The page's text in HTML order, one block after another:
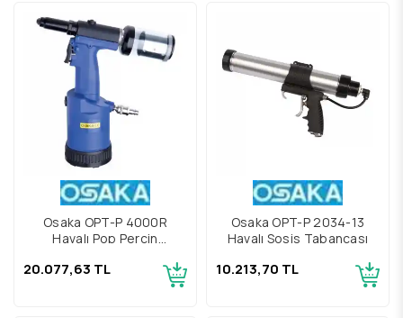
Osaka OPT-P 4000R
Havalı Pop Perçin
20.077,63 TL
Osaka OPT-P 2034-13
Havalı Sosis Tabancası
10.213,70 TL